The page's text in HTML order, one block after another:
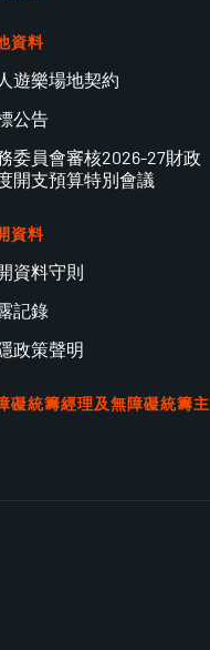
資料
遊樂場地契約
公告
委員會審核2026-27財政
開支預算特別會議
資料
資料守則
記錄
政策聲明
礙統籌經理及無障礙統籌主